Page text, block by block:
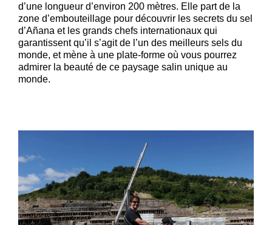
d’une longueur d’environ 200 mètres. Elle part de la
zone d’embouteillage pour découvrir les secrets du sel
d’Añana et les grands chefs internationaux qui
garantissent qu’il s’agit de l’un des meilleurs sels du
monde, et mène à une plate-forme où vous pourrez
admirer la beauté de ce paysage salin unique au
monde.